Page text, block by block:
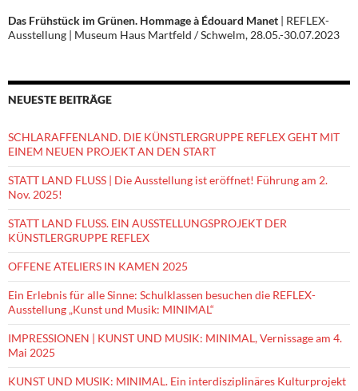
Das Frühstück im Grünen. Hommage à Édouard Manet | REFLEX-
Ausstellung | Museum Haus Martfeld / Schwelm, 28.05.-30.07.2023
NEUESTE BEITRÄGE
SCHLARAFFENLAND. DIE KÜNSTLERGRUPPE REFLEX GEHT MIT
EINEM NEUEN PROJEKT AN DEN START
STATT LAND FLUSS | Die Ausstellung ist eröffnet! Führung am 2.
Nov. 2025!
STATT LAND FLUSS. EIN AUSSTELLUNGSPROJEKT DER
KÜNSTLERGRUPPE REFLEX
OFFENE ATELIERS IN KAMEN 2025
Ein Erlebnis für alle Sinne: Schulklassen besuchen die REFLEX-
Ausstellung „Kunst und Musik: MINIMAL“
IMPRESSIONEN | KUNST UND MUSIK: MINIMAL, Vernissage am 4.
Mai 2025
KUNST UND MUSIK: MINIMAL. Ein interdisziplinäres Kulturprojekt